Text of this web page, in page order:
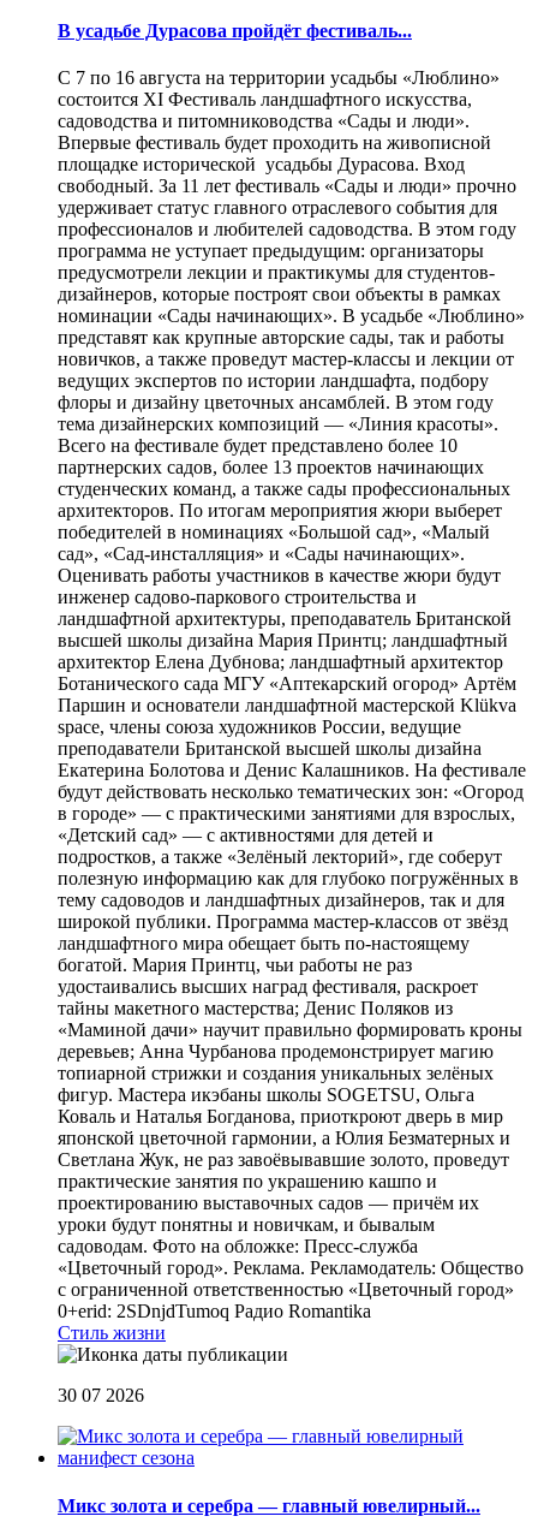
В усадьбе Дурасова пройдёт фестиваль...
С 7 по 16 августа на территории усадьбы «Люблино»
состоится XI Фестиваль ландшафтного искусства,
садоводства и питомниководства «Сады и люди».
Впервые фестиваль будет проходить на живописной
площадке исторической усадьбы Дурасова. Вход
свободный. За 11 лет фестиваль «Сады и люди» прочно
удерживает статус главного отраслевого события для
профессионалов и любителей садоводства. В этом году
программа не уступает предыдущим: организаторы
предусмотрели лекции и практикумы для студентов-
дизайнеров, которые построят свои объекты в рамках
номинации «Сады начинающих». В усадьбе «Люблино»
представят как крупные авторские сады, так и работы
новичков, а также проведут мастер-классы и лекции от
ведущих экспертов по истории ландшафта, подбору
флоры и дизайну цветочных ансамблей. В этом году
тема дизайнерских композиций — «Линия красоты».
Всего на фестивале будет представлено более 10
партнерских садов, более 13 проектов начинающих
студенческих команд, а также сады профессиональных
архитекторов. По итогам мероприятия жюри выберет
победителей в номинациях «Большой сад», «Малый
сад», «Сад-инсталляция» и «Сады начинающих».
Оценивать работы участников в качестве жюри будут
инженер садово-паркового строительства и
ландшафтной архитектуры, преподаватель Британской
высшей школы дизайна Мария Принтц; ландшафтный
архитектор Елена Дубнова; ландшафтный архитектор
Ботанического сада МГУ «Аптекарский огород» Артём
Паршин и основатели ландшафтной мастерской Klükva
space, члены союза художников России, ведущие
преподаватели Британской высшей школы дизайна
Екатерина Болотова и Денис Калашников. На фестивале
будут действовать несколько тематических зон: «Огород
в городе» — с практическими занятиями для взрослых,
«Детский сад» — с активностями для детей и
подростков, а также «Зелёный лекторий», где соберут
полезную информацию как для глубоко погружённых в
тему садоводов и ландшафтных дизайнеров, так и для
широкой публики. Программа мастер-классов от звёзд
ландшафтного мира обещает быть по-настоящему
богатой. Мария Принтц, чьи работы не раз
удостаивались высших наград фестиваля, раскроет
тайны макетного мастерства; Денис Поляков из
«Маминой дачи» научит правильно формировать кроны
деревьев; Анна Чурбанова продемонстрирует магию
топиарной стрижки и создания уникальных зелёных
фигур. Мастера икэбаны школы SOGETSU, Ольга
Коваль и Наталья Богданова, приоткроют дверь в мир
японской цветочной гармонии, а Юлия Безматерных и
Светлана Жук, не раз завоёвывавшие золото, проведут
практические занятия по украшению кашпо и
проектированию выставочных садов — причём их
уроки будут понятны и новичкам, и бывалым
садоводам. Фото на обложке: Пресс-служба
«Цветочный город». Реклама. Рекламодатель: Общество
с ограниченной ответственностью «Цветочный город»
0+erid: 2SDnjdTumoq Радио Romantika
Стиль жизни
30 07 2026
Микс золота и серебра — главный ювелирный...